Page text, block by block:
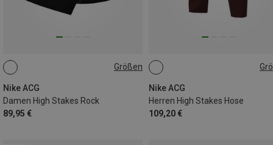
Größen
Nike ACG
Damen High Stakes Rock
89,95 €
XS
Nike ACG
Herren High Stakes Hose
109,20 €
S